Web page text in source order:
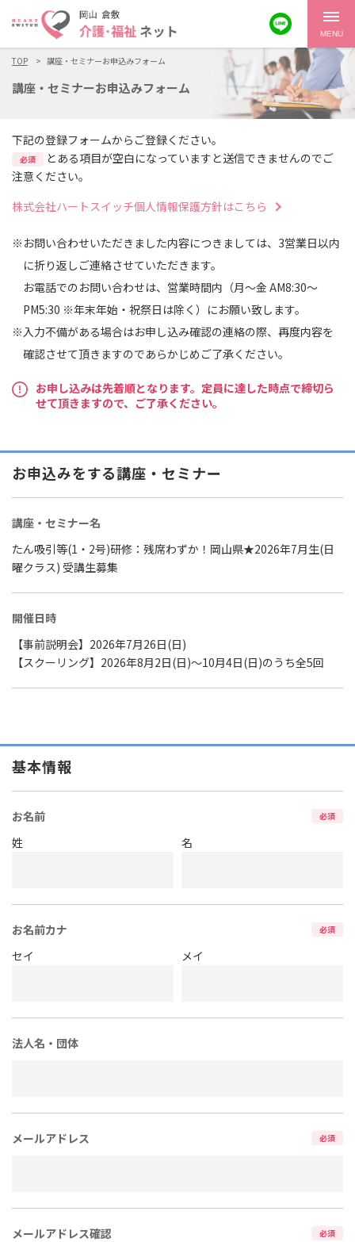
MENU
TOP 講座・セミナーお申込みフォーム
講座・セミナーお申込みフォーム
下記の登録フォームからご登録ください。
必須
とある項目が空白になっていますと送信できませんのでご
注意ください。
株式会社ハートスイッチ個人情報保護方針はこちら
※お問い合わせいただきました内容につきましては、3営業日以内
に折り返しご連絡させていただきます。
お電話でのお問い合わせは、営業時間内（月～金 AM8:30～
PM5:30 ※年末年始・祝祭日は除く）にお願い致します。
※入力不備がある場合はお申し込み確認の連絡の際、再度内容を
確認させて頂きますのであらかじめご了承ください。
お申し込みは先着順となります。定員に達した時点で締切ら
せて頂きますので、ご了承ください。
お申込みをする講座・セミナー
講座・セミナー名
たん吸引等(1・2号)研修：残席わずか！岡山県★2026年7月生(日
曜クラス) 受講生募集
開催日時
【事前説明会】2026年7月26日(日)
【スクーリング】2026年8月2日(日)～10月4日(日)のうち全5回
基本情報
お名前 必須
姓 名
お名前カナ 必須
セイ メイ
法人名・団体
メールアドレス 必須
メールアドレス確認 必須